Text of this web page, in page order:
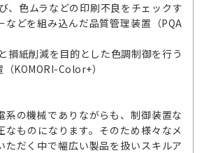
、色ムラなどの印刷不良をチェックす
などを組み込んだ品質管理装置（PQA
損紙削減を目的とした色調制御を行う
KOMORI-Color+）
系の機械でありながらも、制御装置な
なものになります。そのため様々なメ
ただく中で幅広い製品を扱いスキルア